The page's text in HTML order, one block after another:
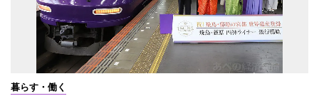
暮らす・働く